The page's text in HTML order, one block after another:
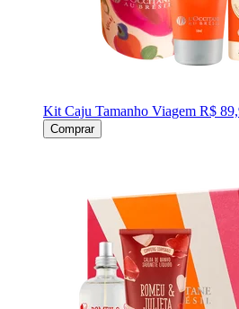
Kit Caju Tamanho Viagem R$
Comprar